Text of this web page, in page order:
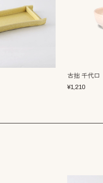
古拙 千代口
¥1,210